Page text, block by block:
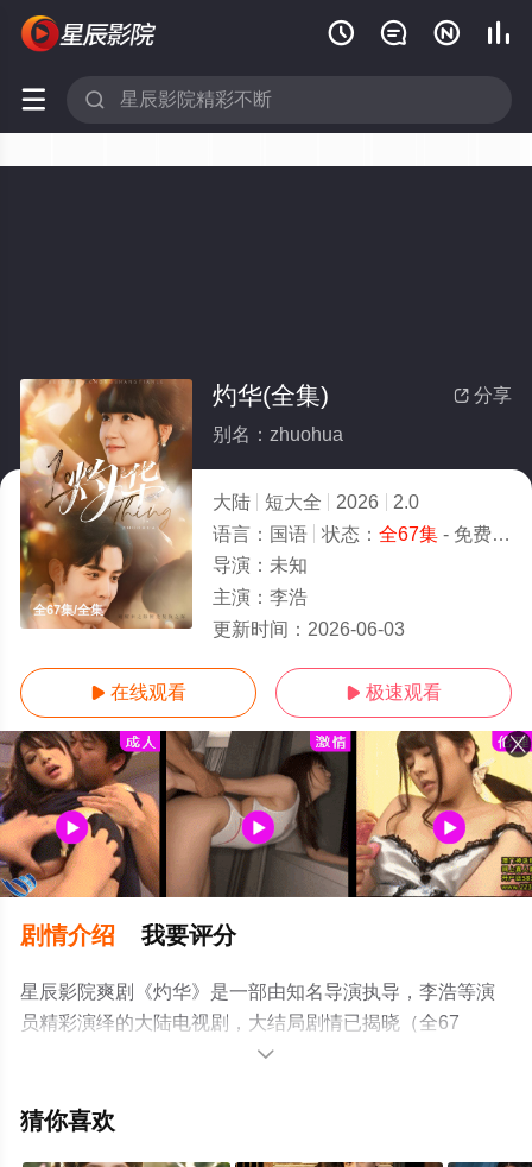
   
 
全67集/全集
 分享
灼华(全集)
别名：zhuohua
大陆 短大全 2026
2.0
语言： 国语 状态： 全67集- 免费在线观看
导演： 未知
主演： 李浩
更新时间： 2026-06-03
 在线观看  极速观看
剧情介绍 我要评分
星辰影院爽剧《灼华》是一部由知名导演执导，李浩等演
员精彩演绎的大陆电视剧，大结局剧情已揭晓（全67
集），手机免费观看高清无删减完整版电视剧全集就上星
剧情网等平台了解。

猜你喜欢